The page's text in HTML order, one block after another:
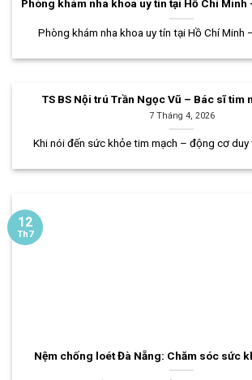
Phòng khám nha khoa uy tín tại Hồ Chí
Phòng khám nha khoa uy tín tại Hồ Chí Minh
TS BS Nội trú Trần Ngọc Vũ – Bác sĩ tim
7 Tháng 4, 2026
Khi nói đến sức khỏe tim mạch – động cơ
Nệm chống loét Đà Nẵng: Chăm sóc sức
12
Th7